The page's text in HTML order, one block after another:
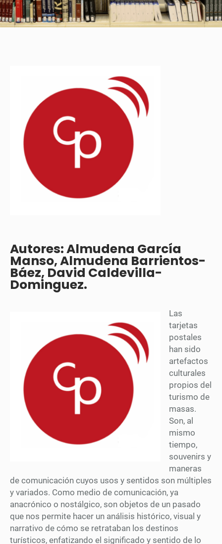
Autores: Almudena García
Manso, Almudena Barrientos-
Báez, David Caldevilla-
Dominguez.
Las
tarjetas
postales
han sido
artefactos
culturales
propios del
turismo de
masas.
Son, al
mismo
tiempo,
souvenirs y
maneras
de comunicación cuyos usos y sentidos son múltiples
y variados. Como medio de comunicación, ya
anacrónico o nostálgico, son objetos de un pasado
que nos permite hacer un análisis histórico, visual y
narrativo de cómo se retrataban los destinos
turísticos, enfatizando el significado y sentido de lo